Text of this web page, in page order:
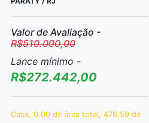
Valor de Avaliação -
R$510.000,00
Lance mínimo -
R$272.442,00
Casa, 0.00 de área total, 476.59 de